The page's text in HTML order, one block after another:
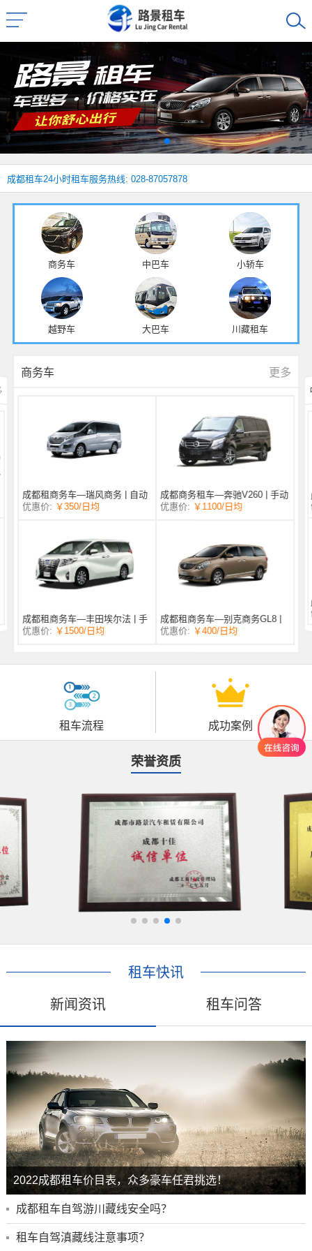
成都租车24小时租车服务热线: 028-87057878
商务车 中巴车 小轿车
越野车 大巴车 川藏租车
商务车 更多
成都租商务车—瑞风商务 | 自动
挡 | 7座
优惠价: ￥350/日均
成都商务租车—奔驰V260 | 手动
挡 |
优惠价: ￥1100/日均
成都租商务车—丰田埃尔法 | 手
自一体 |
优惠价: ￥1500/日均
成都租商务车—别克商务GL8 |
自动挡 | 7座
优惠价: ￥400/日均
租车流程 成功案例
荣誉资质
租车快讯
新闻资讯 租车问答
2022成都租车价目表，众多豪车任君挑选！
成都租车自驾游川藏线安全吗？
租车自驾滇藏线注意事项？